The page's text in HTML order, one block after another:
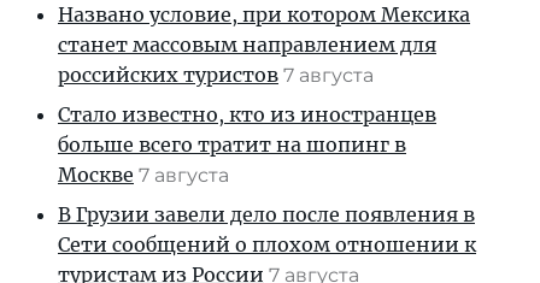
Названо условие, при котором Мексика
станет массовым направлением для
российских туристов 7 августа
Стало известно, кто из иностранцев
больше всего тратит на шопинг в
Москве 7 августа
В Грузии завели дело после появления в
Сети сообщений о плохом отношении к
туристам из России 7 августа